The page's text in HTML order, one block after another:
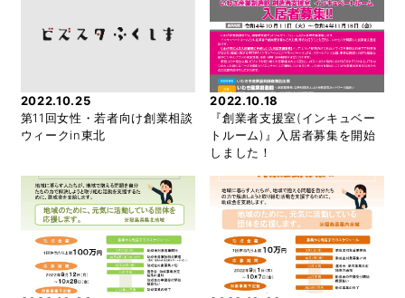
2022.10.25
第11回女性・若者向け創業相談
ウィークin東北
2022.10.18
『創業者支援室(インキュベー
トルーム)』入居者募集を開始
しました！